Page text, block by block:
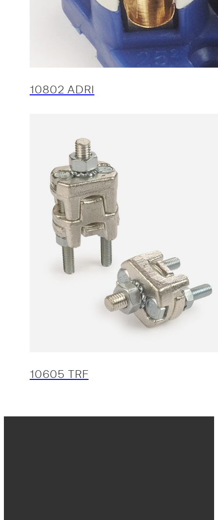
10802 ADRI
10605 TRF